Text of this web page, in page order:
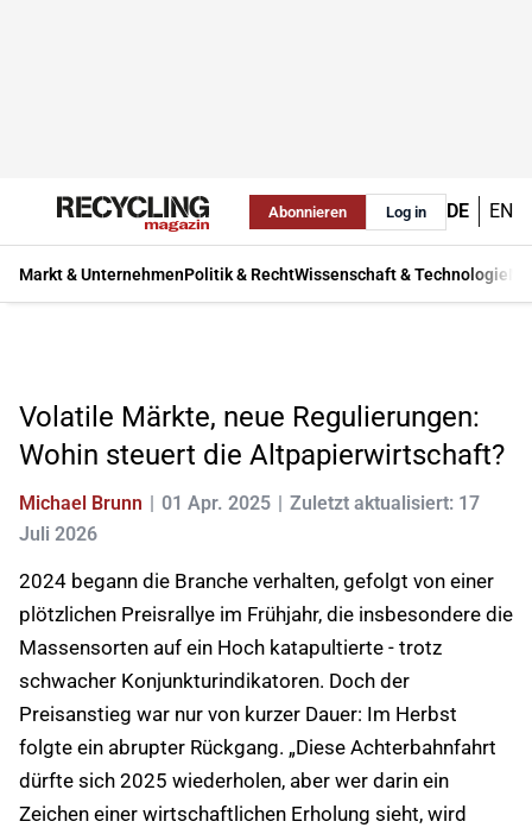
Abonnieren Log in DE EN
Markt & UnternehmenPolitik & RechtWissenschaft & Technologie
Volatile Märkte, neue Regulierungen:
Wohin steuert die Altpapierwirtschaft?
Michael Brunn 01 Apr. 2025
Zuletzt aktualisiert: 17
Juli 2026
2024 begann die Branche verhalten, gefolgt von einer
plötzlichen Preisrallye im Frühjahr, die insbesondere die
Massensorten auf ein Hoch katapultierte - trotz
schwacher Konjunkturindikatoren. Doch der
Preisanstieg war nur von kurzer Dauer: Im Herbst
folgte ein abrupter Rückgang. „Diese Achterbahnfahrt
dürfte sich 2025 wiederholen, aber wer darin ein
Zeichen einer wirtschaftlichen Erholung sieht, wird